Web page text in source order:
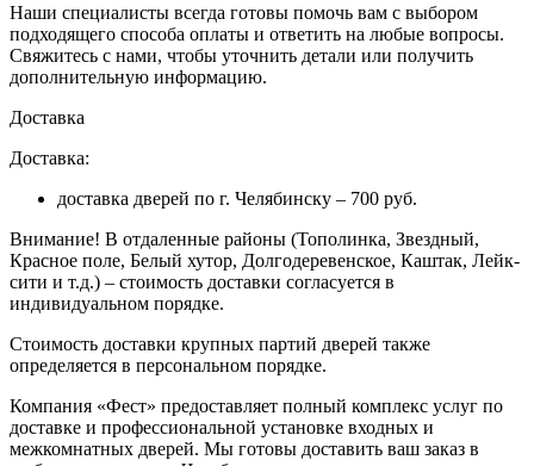
Наши специалисты всегда готовы помочь вам с выбором
подходящего способа оплаты и ответить на любые вопросы.
Свяжитесь с нами, чтобы уточнить детали или получить
дополнительную информацию.
Доставка
Доставка:
доставка дверей по г. Челябинску – 700 руб.
Внимание! В отдаленные районы (Тополинка, Звездный,
Красное поле, Белый хутор, Долгодеревенское, Каштак, Лейк-
сити и т.д.) – стоимость доставки согласуется в
индивидуальном порядке.
Стоимость доставки крупных партий дверей также
определяется в персональном порядке.
Компания «Фест» предоставляет полный комплекс услуг по
доставке и профессиональной установке входных и
межкомнатных дверей. Мы готовы доставить ваш заказ в